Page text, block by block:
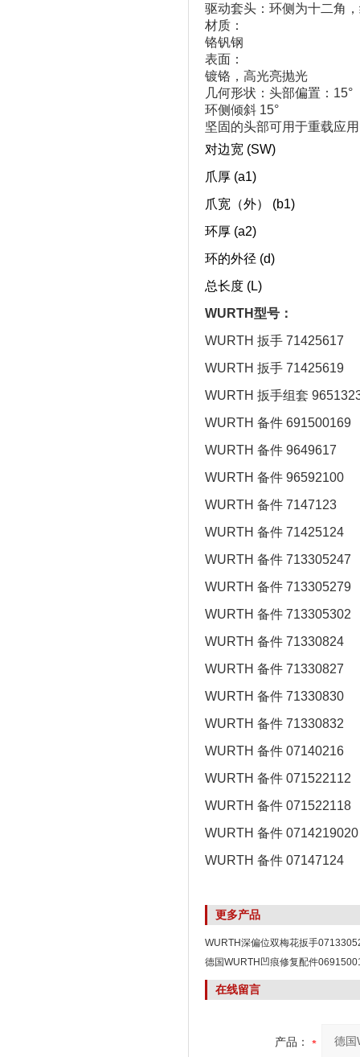
驱动套头：环侧为十二角
材质：
铬钒钢
表面：
镀铬，高光亮抛光
几何形状：头部偏置：15°
环侧倾斜 15°
坚固的头部可用于重载应用
对边宽 (SW)
爪厚 (a1)
爪宽（外） (b1)
环厚 (a2)
环的外径 (d)
总长度 (L)
WURTH型号：
WURTH 扳手 71425617
WURTH 扳手 71425619
WURTH 扳手组套
WURTH 备件 691500169
WURTH 备件 9649617
WURTH 备件 96592100
WURTH 备件 7147123
WURTH 备件 71425124
WURTH 备件 713305247
WURTH 备件 713305279
WURTH 备件 713305302
WURTH 备件 71330824
WURTH 备件 71330827
WURTH 备件 71330830
WURTH 备件 71330832
WURTH 备件 07140216
WURTH 备件 071522112
WURTH 备件 071522118
WURTH 备件 0714219020
WURTH 备件 07147124
更多产品
WURTH深偏位双梅花扳手
德国WURTH凹痕修复配件
在线留言
产品：